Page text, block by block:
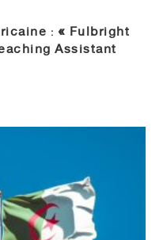
: « Fulbright
Assistant »